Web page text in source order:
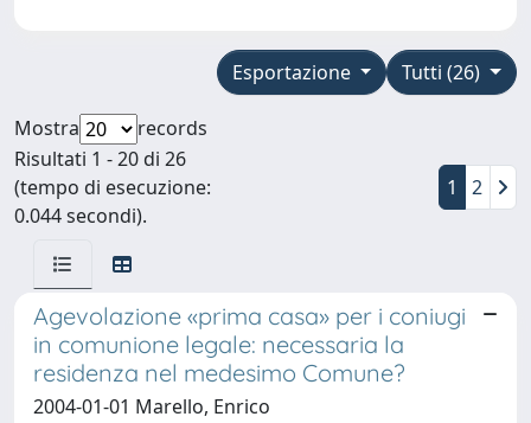
Tutti (26)
Esportazione
Mostra
records
Risultati 1 - 20 di 26
(tempo di esecuzione:
0.044 secondi).
1 2
Agevolazione «prima casa» per i coniugi
in comunione legale: necessaria la
residenza nel medesimo Comune?
2004-01-01 Marello, Enrico